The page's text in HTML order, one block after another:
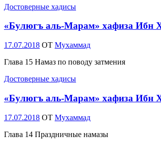
Достоверные хадисы
«Булюгъ аль-Марам» хафиза
Опубликовано
17.07.2018 OT Мухаммад
Глава 15 Намаз по поводу затмения
Достоверные хадисы
«Булюгъ аль-Марам» хафиза
Опубликовано
17.07.2018 OT Мухаммад
Глава 14 Праздничные намазы